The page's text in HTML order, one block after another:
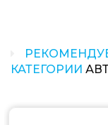
КАТЕГОРИИ